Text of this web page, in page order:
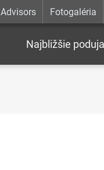
Advisors Fotogaléria
Najbližšie